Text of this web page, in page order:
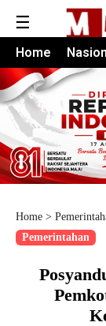
☰
Home
Home >
Pemerintahan